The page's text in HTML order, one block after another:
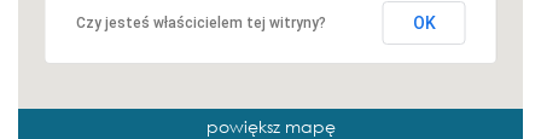
Czy jesteś właścicielem tej witryny? OK
powiększ mapę